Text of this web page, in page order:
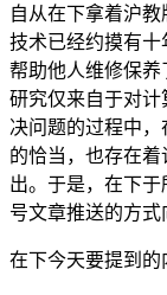
自从在下拿着沪
技术已经约摸有
帮助他人维修保养
研究仅来自于对
决问题的过程中
的恰当，也存在
出。于是，在下
号文章推送的方式
在下今天要提到的